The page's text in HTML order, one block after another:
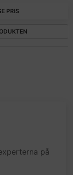
PRIS
på